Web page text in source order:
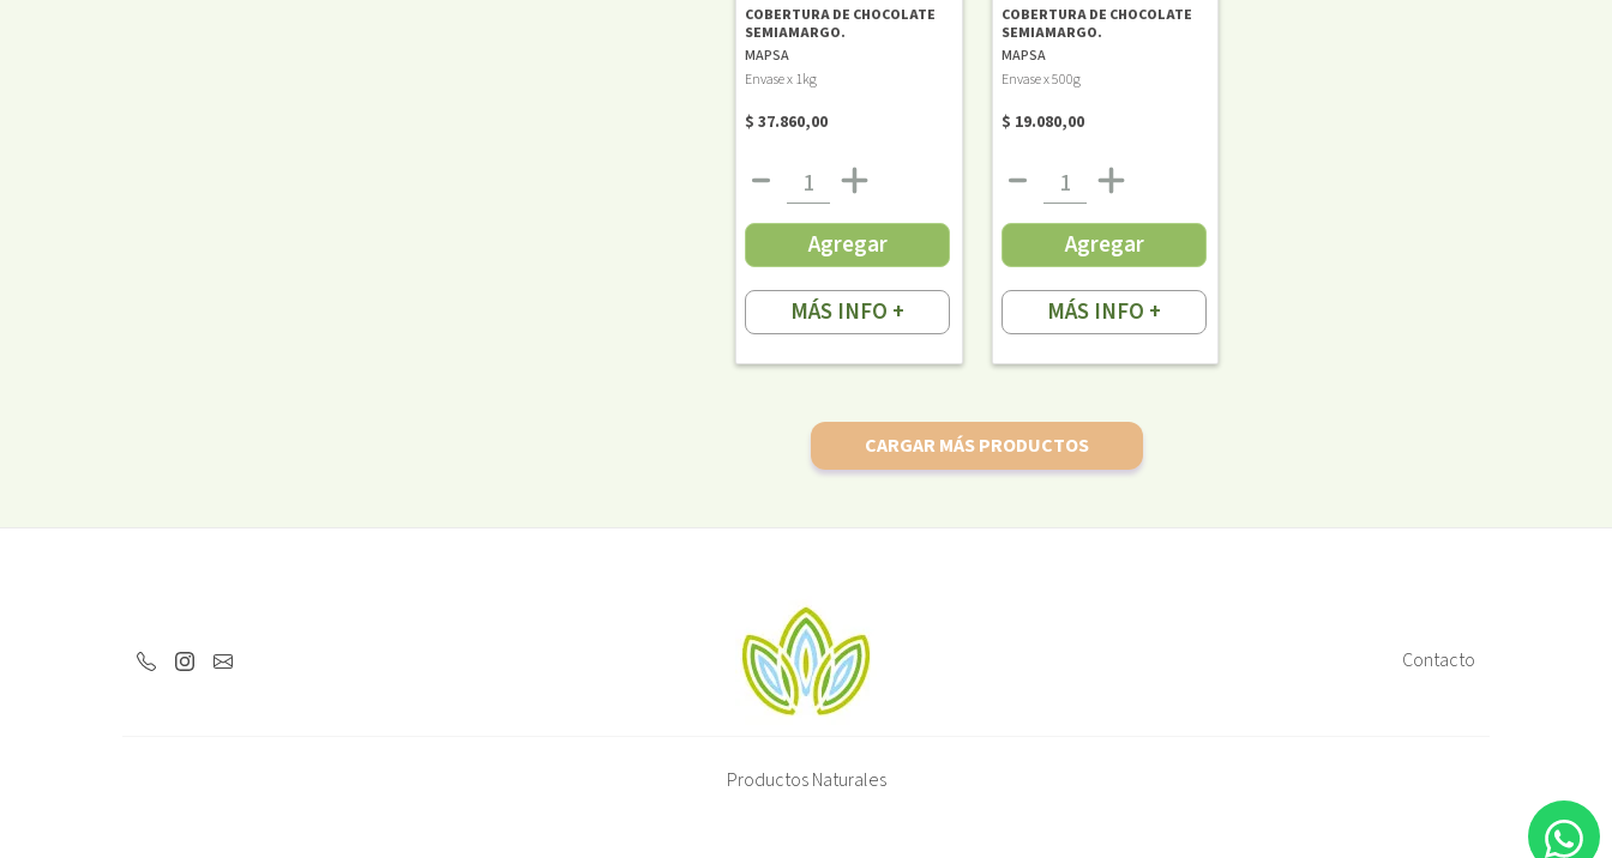
COBERTURA DE CHOCOLATE
SEMIAMARGO.
MAPSA
Envase x 1kg
$ 37.860,00
Agregar
MÁS INFO +
COBERTURA DE CHOCOLATE
SEMIAMARGO.
MAPSA
Envase x 500g
$ 19.080,00
Agregar
MÁS INFO +
CARGAR MÁS PRODUCTOS
Contacto
Productos Naturales